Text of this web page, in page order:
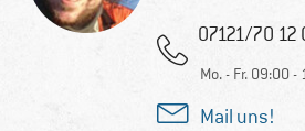
07121/70 12
Mo. - Fr. 09:00 -
Mail uns!